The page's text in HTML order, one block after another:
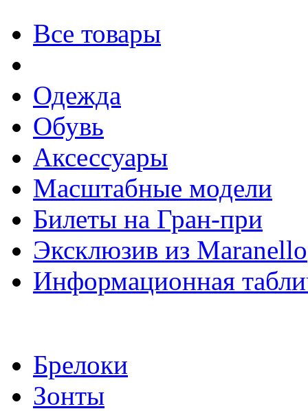
Все товары
Одежда
Обувь
Аксессуары
Масштабные модели
Билеты на Гран-при
Эксклюзив из Maranello
Информационная
Брелоки
Зонты